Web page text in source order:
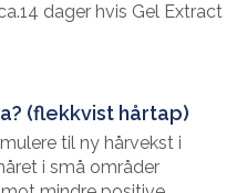
dager hvis Gel Extract
(flekkvist hårtap)
til ny hårvekst i
i små områder